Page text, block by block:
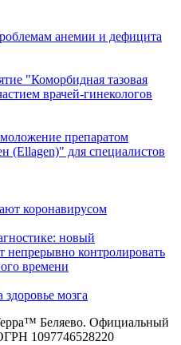
анемии и дефицита
"Коморбидная тазовая
врачей-гинекологов
препаратом
(Ellagen)" для специалистов
коронавирусом
новый
непрерывно контролировать
времени
мозга
Беляево. Официальный
1097746528220